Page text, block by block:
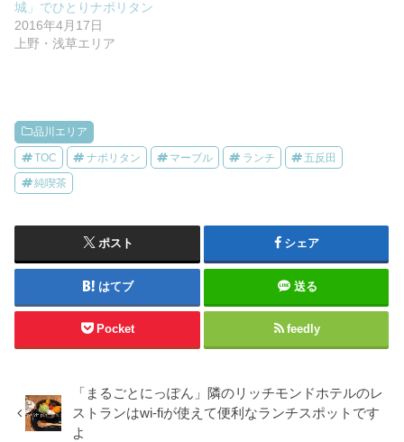
城」でひとりナポリタン
2016年4月17日
上野・浅草エリア
品川エリア
TOC ナポリタン マーブル ランチ 五反田
純喫茶
ポスト シェア
はてブ 送る
Pocket feedly
「まるごとにっぽん」隣のリッチモンドホテルのレ
ストランはwi-fiが使えて便利なランチスポットです
よ